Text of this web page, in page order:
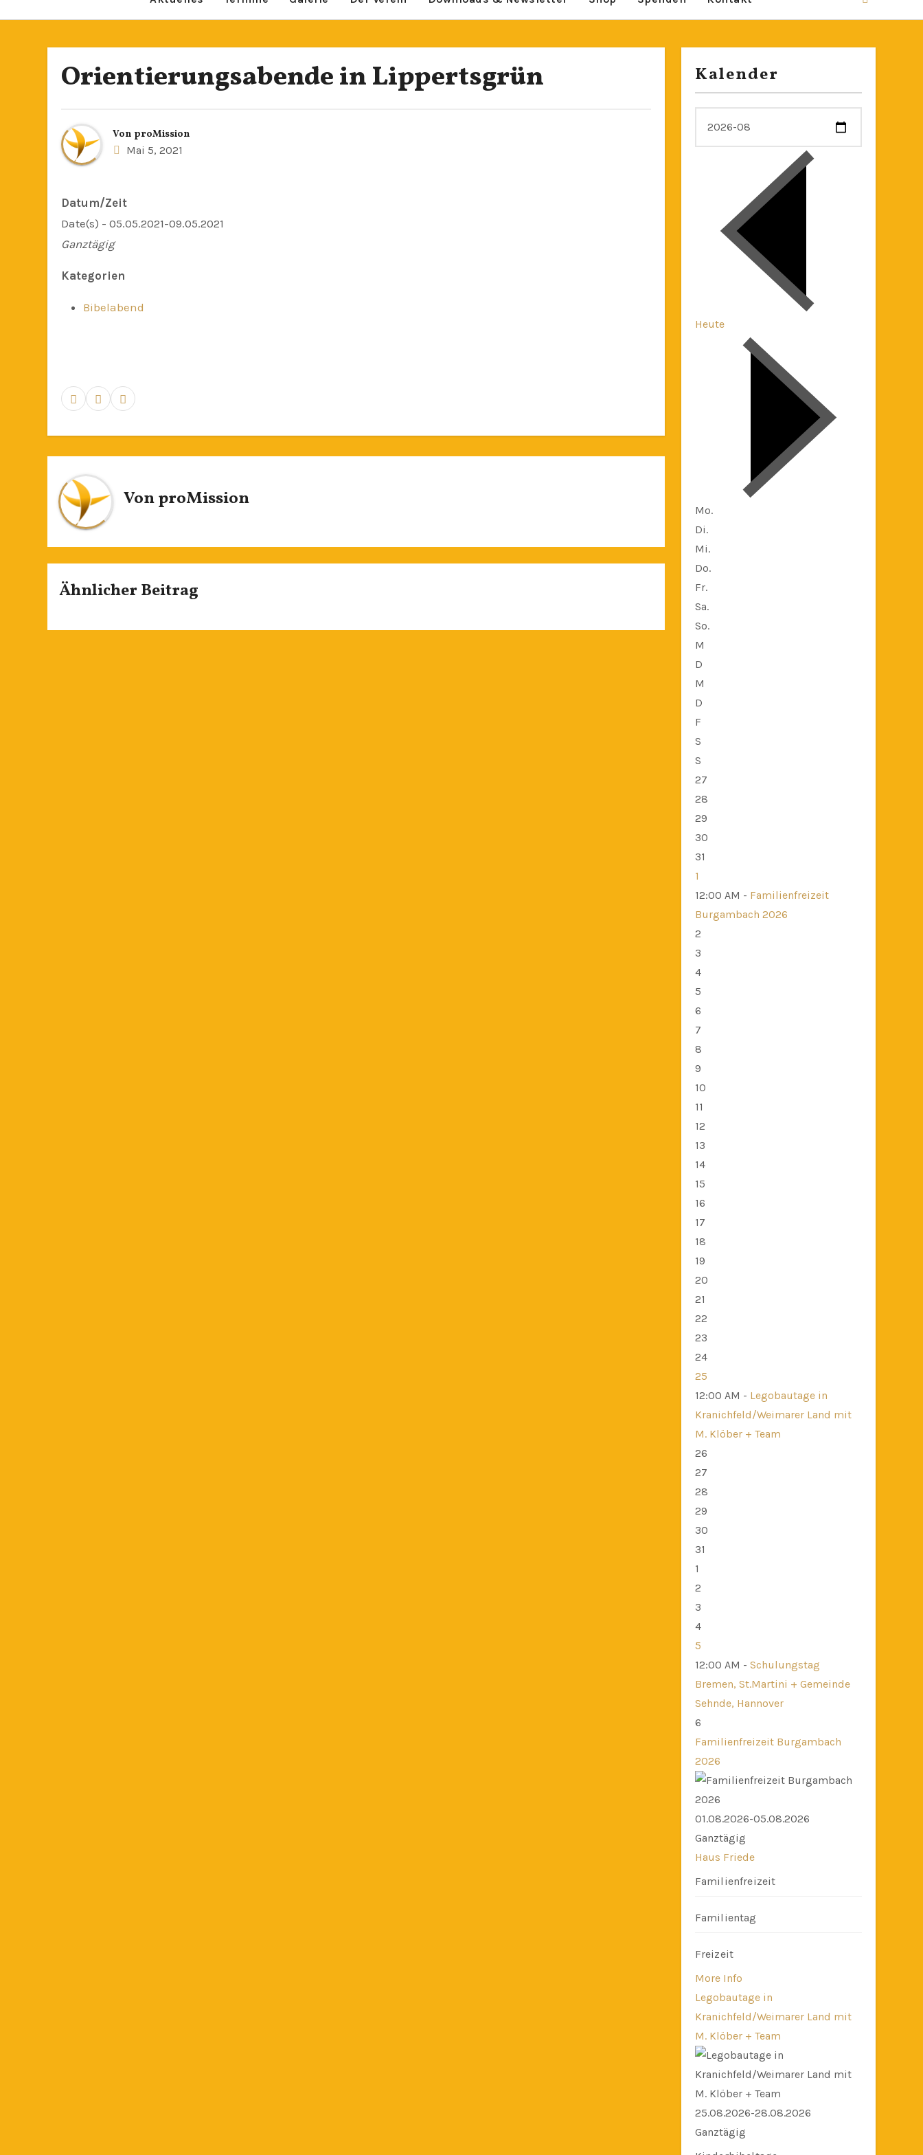
Orientierungsabende in Lippertsgrün
Von proMission
Mai 5, 2021
Datum/Zeit
Date(s) - 05.05.2021-09.05.2021
Ganztägig
Kategorien
Bibelabend
VonproMission
Ähnlicher Beitrag
Kalender
Heute
Mo.
Di.
Mi.
Do.
Fr.
Sa.
So.
M
D
M
D
F
S
S
27
28
29
30
31
1
12:00 AM - Familienfreizeit
Burgambach 2026
2
3
4
5
6
7
8
9
10
11
12
13
14
15
16
17
18
19
20
21
22
23
24
25
12:00 AM - Legobautage in
Kranichfeld/Weimarer Land mit
M. Klöber + Team
26
27
28
29
30
31
1
2
3
4
5
12:00 AM - Schulungstag
Bremen, St.Martini + Gemeinde
Sehnde, Hannover
6
Familienfreizeit Burgambach
2026
01.08.2026-05.08.2026
Ganztägig
Haus Friede
Familienfreizeit
Familientag
Freizeit
More Info
Legobautage in
Kranichfeld/Weimarer Land mit
M. Klöber + Team
25.08.2026-28.08.2026
Ganztägig